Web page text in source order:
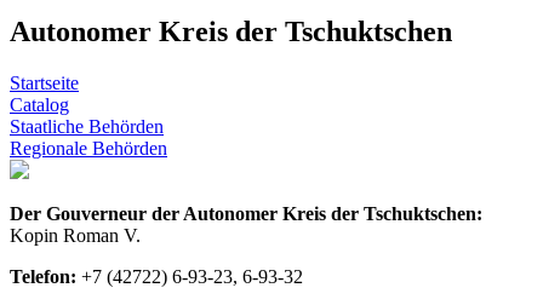
Autonomer Kreis der Tschuktschen
Startseite
Catalog
Staatliche Behörden
Regionale Behörden
Der Gouverneur der Autonomer Kreis der Tschuktschen:
Kopin Roman V.
Telefon: +7 (42722) 6-93-23, 6-93-32